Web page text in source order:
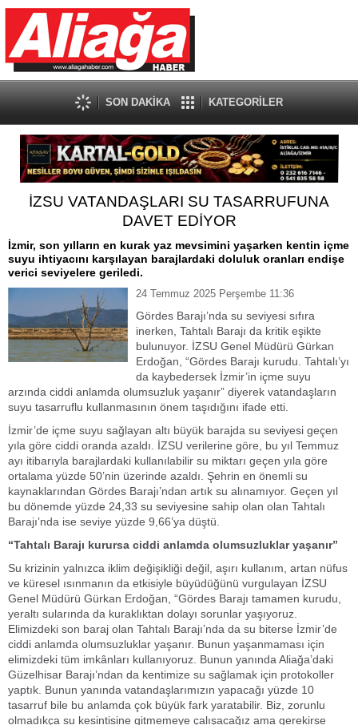
SON DAKİKA KATEGORİLER
İZSU VATANDAŞLARI SU TASARRUFUNA
DAVET EDİYOR
İzmir, son yılların en kurak yaz mevsimini yaşarken kentin içme
suyu ihtiyacını karşılayan barajlardaki doluluk oranları endişe
verici seviyelere geriledi.
24 Temmuz 2025 Perşembe 11:36
Gördes Barajı’nda su seviyesi sıfıra
inerken, Tahtalı Barajı da kritik eşikte
bulunuyor. İZSU Genel Müdürü Gürkan
Erdoğan, “Gördes Barajı kurudu. Tahtalı’yı
da kaybedersek İzmir’in içme suyu
arzında ciddi anlamda olumsuzluk yaşanır” diyerek vatandaşların
suyu tasarruflu kullanmasının önem taşıdığını ifade etti.
İzmir’de içme suyu sağlayan altı büyük barajda su seviyesi geçen
yıla göre ciddi oranda azaldı. İZSU verilerine göre, bu yıl Temmuz
ayı itibarıyla barajlardaki kullanılabilir su miktarı geçen yıla göre
ortalama yüzde 50’nin üzerinde azaldı. Şehrin en önemli su
kaynaklarından Gördes Barajı’ndan artık su alınamıyor. Geçen yıl
bu dönemde yüzde 24,33 su seviyesine sahip olan olan Tahtalı
Barajı’nda ise seviye yüzde 9,66’ya düştü.
“Tahtalı Barajı kurursa ciddi anlamda olumsuzluklar yaşanır”
Su krizinin yalnızca iklim değişikliği değil, aşırı kullanım, artan nüfus
ve küresel ısınmanın da etkisiyle büyüdüğünü vurgulayan İZSU
Genel Müdürü Gürkan Erdoğan, “Gördes Barajı tamamen kurudu,
yeraltı sularında da kuraklıktan dolayı sorunlar yaşıyoruz.
Elimizdeki son baraj olan Tahtalı Barajı’nda da su biterse İzmir’de
ciddi anlamda olumsuzluklar yaşanır. Bunun yaşanmaması için
elimizdeki tüm imkânları kullanıyoruz. Bunun yanında Aliağa’daki
Güzelhisar Barajı’ndan da kentimize su sağlamak için protokoller
yaptık. Bunun yanında vatandaşlarımızın yapacağı yüzde 10
tasarruf bile bu anlamda çok büyük fark yaratabilir. Biz, zorunlu
olmadıkça su kesintisine gitmemeye çalışacağız ama gerekirse